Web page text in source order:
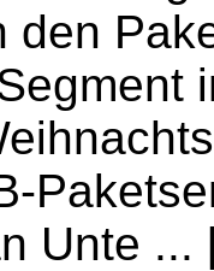
den
Unte ...